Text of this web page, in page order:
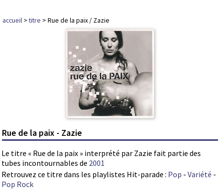
accueil >titre > Rue de la paix / Zazie
Rue de la paix - Zazie
Le titre « Rue de la paix » interprété par Zazie fait partie des
tubes incontournables de 2001
Retrouvez ce titre dans les playlistes Hit-parade : Pop - Variété -
Pop Rock